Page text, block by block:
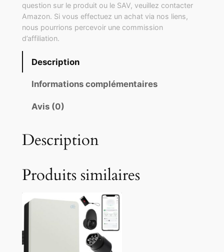
question sur le produit ou le SAV, veuillez contacter
Amazon. Si vous effectuez un achat via nos liens,
nous pourrions percevoir une commission
d’affiliation.
Description
Informations complémentaires
Avis (0)
Description
Produits similaires